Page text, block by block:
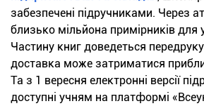
забезпечені підручниками. Через
близько мільйона примірників для
Частину книг доведеться
доставка може затриматися
Та з 1 вересня електронні версії
доступні учням на платформі